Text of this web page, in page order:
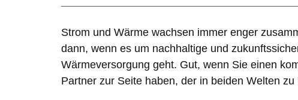
Strom und Wärme wachsen immer enger
dann, wenn es um nachhaltige und
Wärmeversorgung geht. Gut, wenn Sie einen
Partner zur Seite haben, der in beiden Welten zu